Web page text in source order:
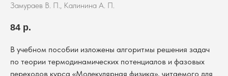
Замураев В. П., Калинина А. П.
84 р.
В учебном пособии изложены алгоритмы решения задач
по теории термодинамических потенциалов и фазовых
переходов курса «Молекулярная физика», читаемого для